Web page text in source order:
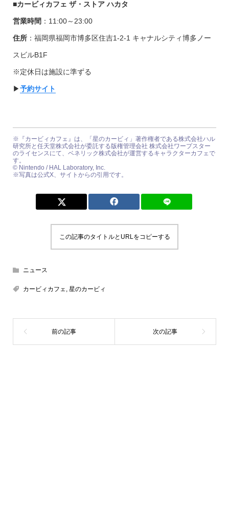
■カービィカフェ ザ・ストア ハカタ
営業時間 ：11:00～23:00
住所：福岡県福岡市博多区住吉1-2-1 キャナルシティ博多ノー
スビルB1F
※定休日は施設に準ずる
▶︎予約サイト
※『カービィカフェ』は、「星のカービィ」著作権者である株式会社ハル
研究所と任天堂株式会社が委託する版権管理会社 株式会社ワープスター
のライセンスにて、ベネリック株式会社が運営するキャラクターカフェで
す。
© Nintendo / HAL Laboratory, Inc.
※写真は公式X、サイトからの引用です。
この記事のタイトルとURLをコピーする
ニュース
カービィカフェ, 星のカービィ